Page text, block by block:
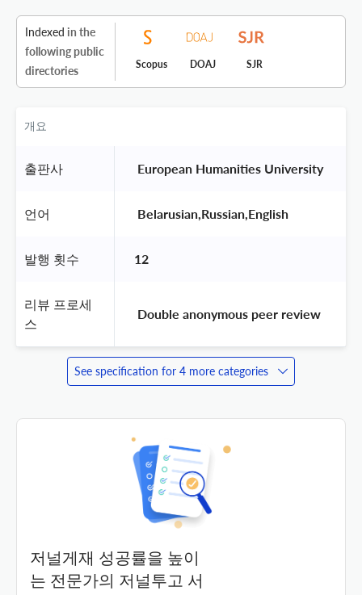
Indexed in the
following public
directories
Scopus DOAJ SJR
개요
출판사 European Humanities University
언어 Belarusian,Russian,English
발행 횟수 12
리뷰 프로세
스
Double anonymous peer review
See specification for 4 more categories
저널게재 성공률을 높이
는 전문가의 저널투고 서